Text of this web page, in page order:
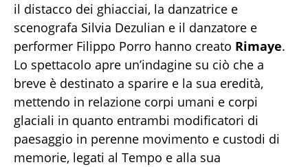
il distacco dei ghiacciai, la danzatrice e
scenografa Silvia Dezulian e il danzatore e
performer Filippo Porro hanno creato Rimaye.
Lo spettacolo apre un’indagine su ciò che a
breve è destinato a sparire e la sua eredità,
mettendo in relazione corpi umani e corpi
glaciali in quanto entrambi modificatori di
paesaggio in perenne movimento e custodi di
memorie, legati al Tempo e alla sua